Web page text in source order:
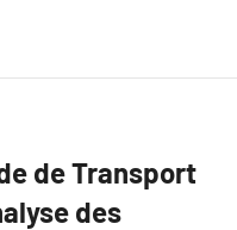
de Transport
des